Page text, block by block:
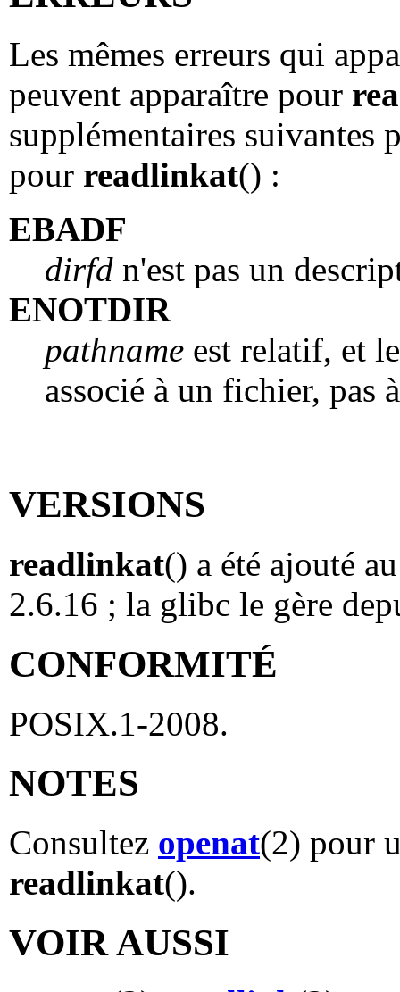
Les mêmes erreurs qui
peuvent apparaître pour
supplémentaires suivantes
pour readlinkat() :
EBADF
dirfd n'est pas un
ENOTDIR
pathname est relatif, et
associé à un fichier, pas
VERSIONS
readlinkat() a été ajouté
2.6.16 ; la glibc le gère
CONFORMITÉ
POSIX.1-2008.
NOTES
Consultez openat(2) pour
readlinkat().
VOIR AUSSI